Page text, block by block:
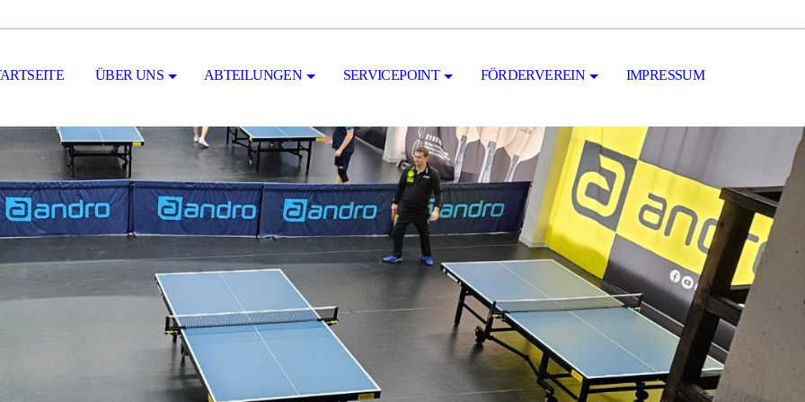
ÜBER UNS ABTEILUNGEN SERVICEPOINT FÖRDERVEREIN IMPRESSUM